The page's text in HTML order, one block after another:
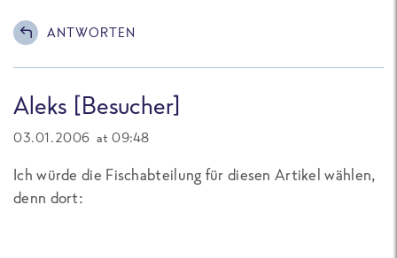
ANTWORTEN
Aleks [Besucher]
03.01.2006 at 09:48
Ich würde die Fischabteilung für diesen Artikel wählen,
denn dort: